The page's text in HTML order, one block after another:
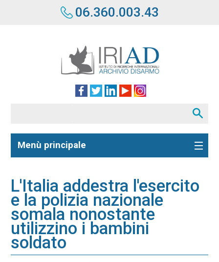
06.360.003.43
Menù principale
L'Italia addestra l'esercito
e la polizia nazionale
somala nonostante
utilizzino i bambini
soldato